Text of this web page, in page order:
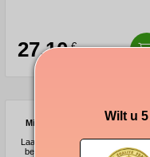
27,10€
Mist u iets in ons
Laat het ons weten en wij zullen
best doen om het te
Wilt u